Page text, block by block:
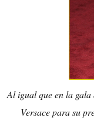
Al igual que en la gala
Versace para su